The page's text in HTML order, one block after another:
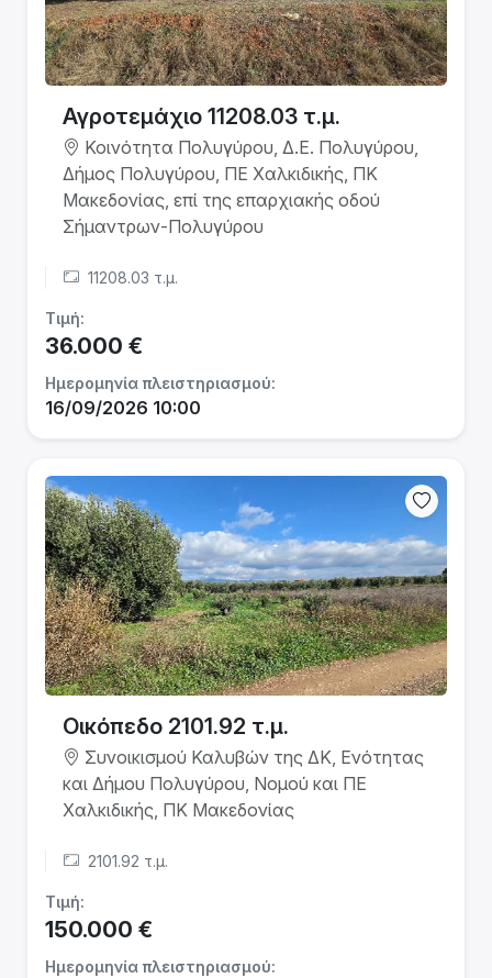
Αγροτεμάχιο 11208.03 τ.μ.
Κοινότητα Πολυγύρου, Δ.Ε. Πολυγύρου,
Δήμος Πολυγύρου, ΠΕ Χαλκιδικής, ΠΚ
Μακεδονίας, επί της επαρχιακής οδού
Σήμαντρων-Πολυγύρου
11208.03 τ.μ.
Τιμή:
36.000 €
Ημερομηνία πλειστηριασμού:
16/09/2026 10:00
Οικόπεδο 2101.92 τ.μ.
Συνοικισμού Καλυβών της ΔΚ, Ενότητας
και Δήμου Πολυγύρου, Νομού και ΠΕ
Χαλκιδικής, ΠΚ Μακεδονίας
2101.92 τ.μ.
Τιμή:
150.000 €
Ημερομηνία πλειστηριασμού: